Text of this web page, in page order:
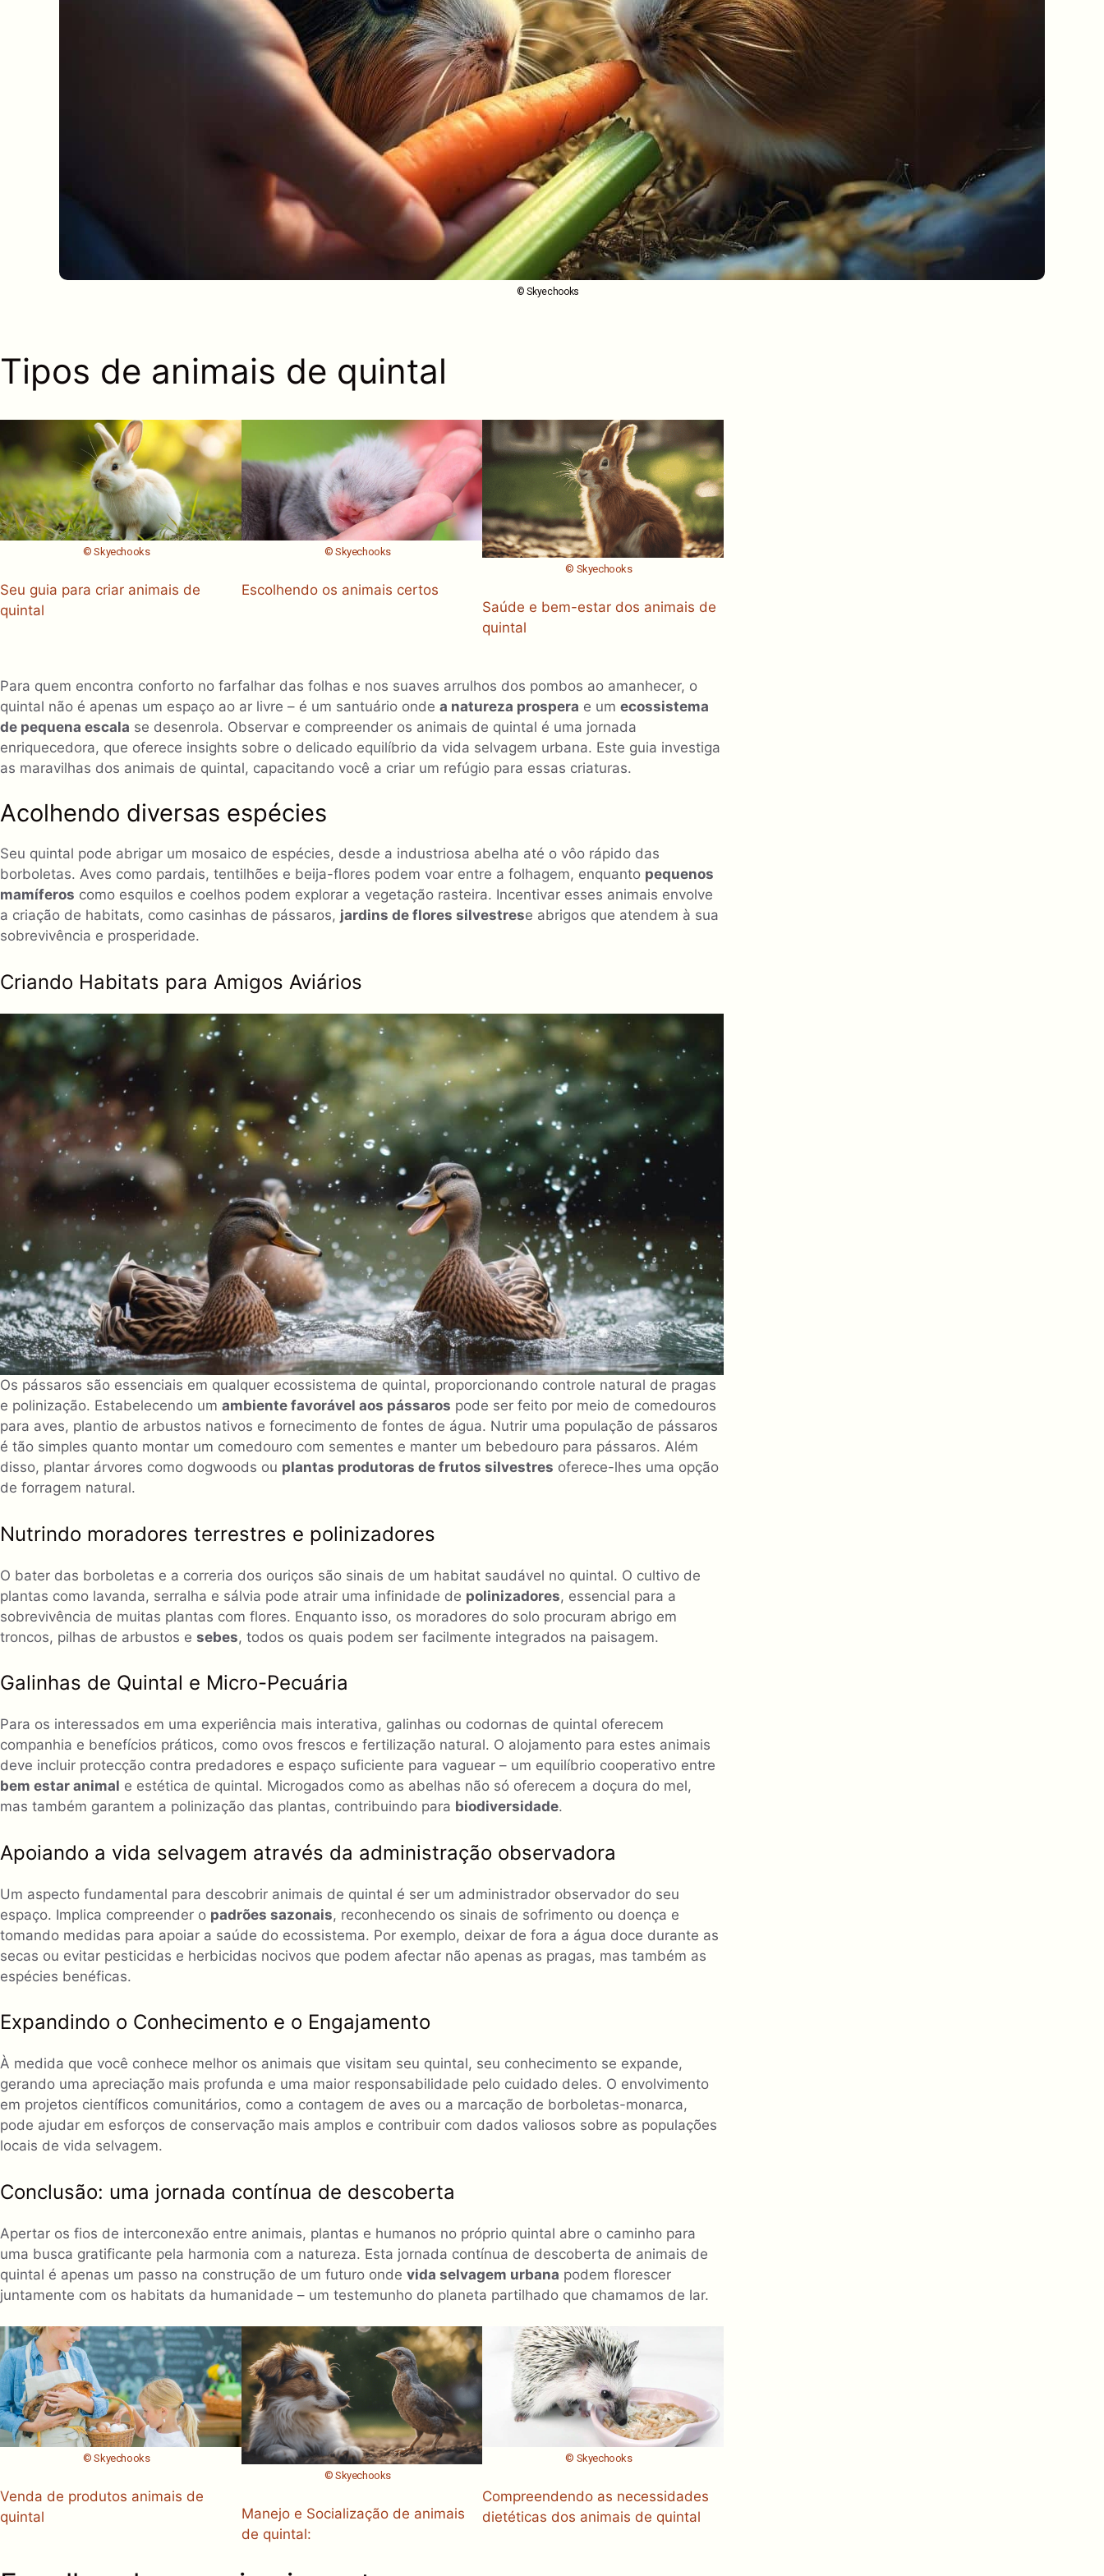
© Skyechooks
Tipos de animais de quintal
© Skyechooks
Seu guia para criar animais de
quintal
© Skyechooks
Escolhendo os animais certos
© Skyechooks
Saúde e bem-estar dos animais de
quintal
Para quem encontra conforto no farfalhar das folhas e nos suaves arrulhos dos pombos ao amanhecer, o
quintal não é apenas um espaço ao ar livre – é um santuário onde a natureza prospera e um ecossistema
de pequena escala se desenrola. Observar e compreender os animais de quintal é uma jornada
enriquecedora, que oferece insights sobre o delicado equilíbrio da vida selvagem urbana. Este guia investiga
as maravilhas dos animais de quintal, capacitando você a criar um refúgio para essas criaturas.
Acolhendo diversas espécies
Seu quintal pode abrigar um mosaico de espécies, desde a industriosa abelha até o vôo rápido das
borboletas. Aves como pardais, tentilhões e beija-flores podem voar entre a folhagem, enquanto pequenos
mamíferos como esquilos e coelhos podem explorar a vegetação rasteira. Incentivar esses animais envolve
a criação de habitats, como casinhas de pássaros, jardins de flores silvestrese abrigos que atendem à sua
sobrevivência e prosperidade.
Criando Habitats para Amigos Aviários
Os pássaros são essenciais em qualquer ecossistema de quintal, proporcionando controle natural de pragas
e polinização. Estabelecendo um ambiente favorável aos pássaros pode ser feito por meio de comedouros
para aves, plantio de arbustos nativos e fornecimento de fontes de água. Nutrir uma população de pássaros
é tão simples quanto montar um comedouro com sementes e manter um bebedouro para pássaros. Além
disso, plantar árvores como dogwoods ou plantas produtoras de frutos silvestres oferece-lhes uma opção
de forragem natural.
Nutrindo moradores terrestres e polinizadores
O bater das borboletas e a correria dos ouriços são sinais de um habitat saudável no quintal. O cultivo de
plantas como lavanda, serralha e sálvia pode atrair uma infinidade de polinizadores, essencial para a
sobrevivência de muitas plantas com flores. Enquanto isso, os moradores do solo procuram abrigo em
troncos, pilhas de arbustos e sebes, todos os quais podem ser facilmente integrados na paisagem.
Galinhas de Quintal e Micro-Pecuária
Para os interessados ​​em uma experiência mais interativa, galinhas ou codornas de quintal oferecem
companhia e benefícios práticos, como ovos frescos e fertilização natural. O alojamento para estes animais
deve incluir protecção contra predadores e espaço suficiente para vaguear – um equilíbrio cooperativo entre
bem estar animal e estética de quintal. Microgados como as abelhas não só oferecem a doçura do mel,
mas também garantem a polinização das plantas, contribuindo para biodiversidade.
Apoiando a vida selvagem através da administração observadora
Um aspecto fundamental para descobrir animais de quintal é ser um administrador observador do seu
espaço. Implica compreender o padrões sazonais, reconhecendo os sinais de sofrimento ou doença e
tomando medidas para apoiar a saúde do ecossistema. Por exemplo, deixar de fora a água doce durante as
secas ou evitar pesticidas e herbicidas nocivos que podem afectar não apenas as pragas, mas também as
espécies benéficas.
Expandindo o Conhecimento e o Engajamento
À medida que você conhece melhor os animais que visitam seu quintal, seu conhecimento se expande,
gerando uma apreciação mais profunda e uma maior responsabilidade pelo cuidado deles. O envolvimento
em projetos científicos comunitários, como a contagem de aves ou a marcação de borboletas-monarca,
pode ajudar em esforços de conservação mais amplos e contribuir com dados valiosos sobre as populações
locais de vida selvagem.
Conclusão: uma jornada contínua de descoberta
Apertar os fios de interconexão entre animais, plantas e humanos no próprio quintal abre o caminho para
uma busca gratificante pela harmonia com a natureza. Esta jornada contínua de descoberta de animais de
quintal é apenas um passo na construção de um futuro onde vida selvagem urbana podem florescer
juntamente com os habitats da humanidade – um testemunho do planeta partilhado que chamamos de lar.
© Skyechooks
Venda de produtos animais de
quintal
© Skyechooks
Manejo e Socialização de animais
de quintal:
© Skyechooks
Compreendendo as necessidades
dietéticas dos animais de quintal